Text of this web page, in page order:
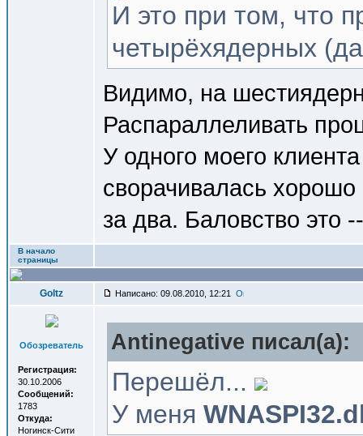
И это при том, что
четырёхядерных
Видимо, на
Распараллеливать
У одного моего
сворачивалась
за два. Баловство это
В начало
страницы
Goltz Написано: 09.08.2010, 12:21
Обозреватель
Регистрация:
30.10.2006
Сообщений:
1783
Откуда:
Ногинск-Сити
Antinegative писал(a):
Перешёл...
У меня